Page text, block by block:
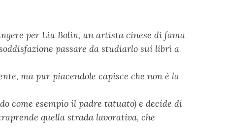
per Liu Bolin, un artista cinese di fama
passare da studiarlo sui libri a
ma pur piacendole capisce che non è la
come esempio il padre tatuato) e decide di
quella strada lavorativa, che